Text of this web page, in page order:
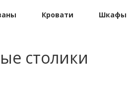
Кровати Шкафы
столики